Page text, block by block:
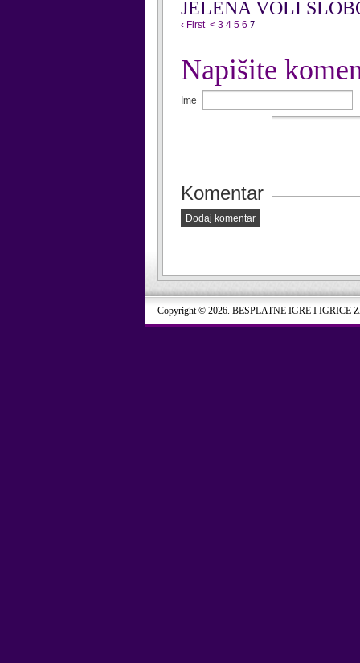
JELENA VOLI
‹ First < 3 4 5 6 7
Napišite
Ime
Komentar
Dodaj komentar
Copyright © 2026. BESPLATNE IGRE I IGRICE